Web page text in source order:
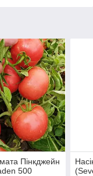
Пінкджейн
500